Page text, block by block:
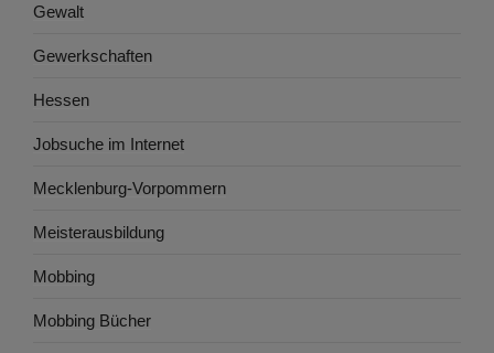
Gewalt
Gewerkschaften
Hessen
Jobsuche im Internet
Mecklenburg-Vorpommern
Meisterausbildung
Mobbing
Mobbing Bücher